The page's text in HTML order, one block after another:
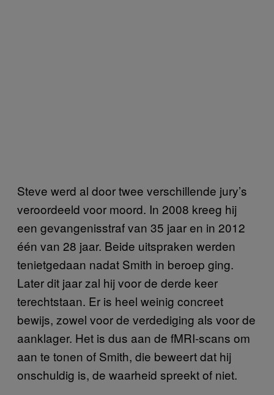
Steve werd al door twee verschillende jury’s
veroordeeld voor moord. In 2008 kreeg hij
een gevangenisstraf van 35 jaar en in 2012
één van 28 jaar. Beide uitspraken werden
tenietgedaan nadat Smith in beroep ging.
Later dit jaar zal hij voor de derde keer
terechtstaan. Er is heel weinig concreet
bewijs, zowel voor de verdediging als voor de
aanklager. Het is dus aan de fMRI-scans om
aan te tonen of Smith, die beweert dat hij
onschuldig is, de waarheid spreekt of niet.